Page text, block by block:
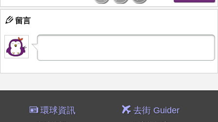
留言
環球資訊 去街 Guider